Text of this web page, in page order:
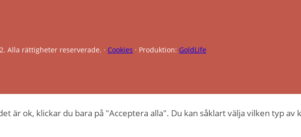
Alla rättigheter reserverade. · Cookies · Produktion: GoldLife
är ok, klickar du bara på "Acceptera alla". Du kan såklart välja vilken typ